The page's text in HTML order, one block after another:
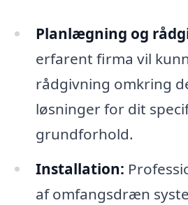
Planlægning og
erfarent firma vil
rådgivning omkring
løsninger for dit
grundforhold.
Installation:
af omfangsdræn